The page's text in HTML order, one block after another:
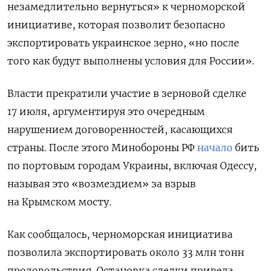
незамедлительно вернуться» к черноморской
инициативе, которая позволит безопасно
экспортировать украинское зерно, «но после
того как будут выполнены условия для России».
Власти прекратили участие в зерновой сделке
17 июля, аргументируя это очередным
нарушением договоренностей, касающихся
страны. После этого Минобороны РФ начало бить
по портовым городам Украины, включая Одессу,
называя это «возмездием» за взрыв
на Крымском мосту.
Как сообщалось, черноморская инициатива
позволила экспортировать около 33 млн тонн